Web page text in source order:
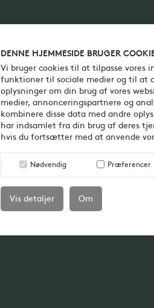
DENNE HJEMMESIDE BRUGER
Vi bruger cookies til at tilpasse vores
funktioner til sociale medier og til at
oplysninger om din brug af vores
medier, annonceringspartnere og
kombinere disse data med andre
har indsamlet fra din brug af deres
hvis du fortsætter med at anvende
Nødvendig Præferencer
Vis detaljer Om